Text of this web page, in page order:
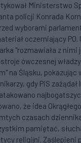
Ministerstwo
policji Konrada
wyborami
oczerniający
"rozmawiała z
ówczesnej
na Śląsku,
gdy PiS
że idea
czasach
pamiętać,
religijni.